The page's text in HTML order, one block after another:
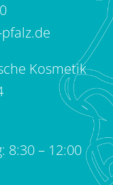
Kosmetik
8:30 – 12:00